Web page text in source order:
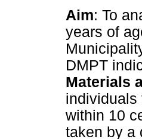
Aim: To
years of
DMPT
Materials
individuals
within 10
taken by a